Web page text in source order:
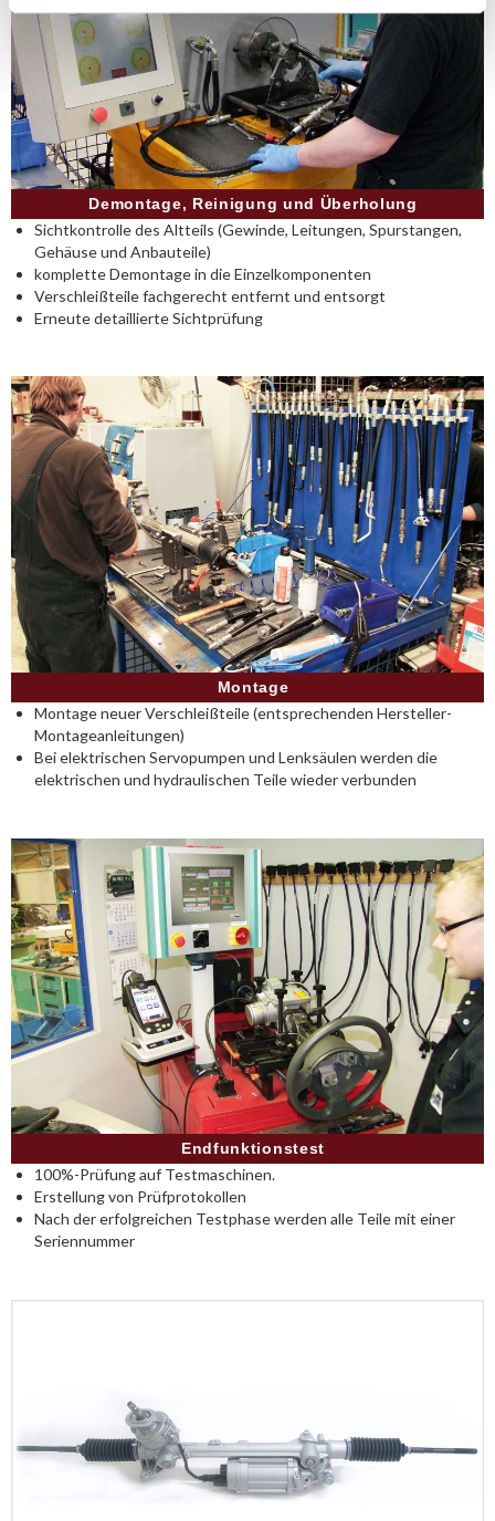
Demontage, Reinigung und Überholung
Sichtkontrolle des Altteils (Gewinde, Leitungen, Spurstangen,
Gehäuse und Anbauteile)
komplette Demontage in die Einzelkomponenten
Verschleißteile fachgerecht entfernt und entsorgt
Erneute detaillierte Sichtprüfung
Montage
Montage neuer Verschleißteile (entsprechenden Hersteller-
Montageanleitungen)
Bei elektrischen Servopumpen und Lenksäulen werden die
elektrischen und hydraulischen Teile wieder verbunden
Endfunktionstest
100%-Prüfung auf Testmaschinen.
Erstellung von Prüfprotokollen
Nach der erfolgreichen Testphase werden alle Teile mit einer
Seriennummer